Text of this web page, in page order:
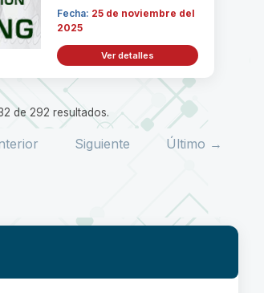
Fecha: 25 de noviembre del
2025
Ver detalles
de 292 resultados.
Siguiente Último →